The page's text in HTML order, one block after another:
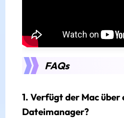
FAQs
1. Verfügt der Mac
Dateimanager?